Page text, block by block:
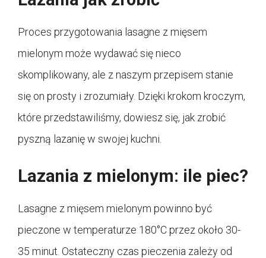
Proces przygotowania lasagne z mięsem
mielonym może wydawać się nieco
skomplikowany, ale z naszym przepisem stanie
się on prosty i zrozumiały. Dzięki krokom kroczym,
które przedstawiliśmy, dowiesz się, jak zrobić
pyszną lazanię w swojej kuchni.
Lazania z mielonym: ile piec?
Lasagne z mięsem mielonym powinno być
pieczone w temperaturze 180°C przez około 30-
35 minut. Ostateczny czas pieczenia zależy od